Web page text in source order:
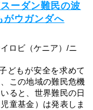
ーダン難民の波
がウガンダへ
ロビ（ケニア）/ニ
どもが安全を求めて
この地域の難民危機
ると、世界難民の日
童基金）は発表しま